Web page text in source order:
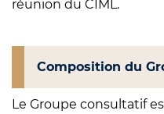
réunion du CIML.
Composition du
Le Groupe consultatif